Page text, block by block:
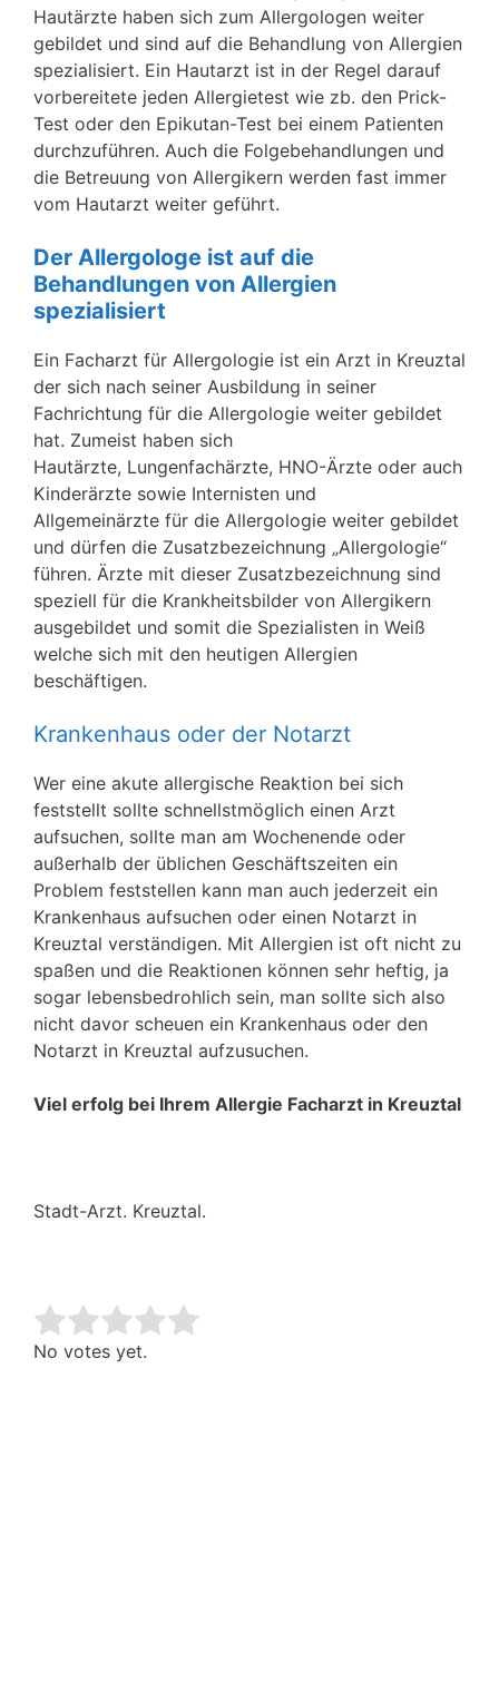
Hautärzte haben sich zum Allergologen weiter
gebildet und sind auf die Behandlung von Allergien
spezialisiert. Ein Hautarzt ist in der Regel darauf
vorbereitete jeden Allergietest wie zb. den Prick-
Test oder den Epikutan-Test bei einem Patienten
durchzuführen. Auch die Folgebehandlungen und
die Betreuung von Allergikern werden fast immer
vom Hautarzt weiter geführt.
Der Allergologe ist auf die
Behandlungen von Allergien
spezialisiert
Ein Facharzt für Allergologie ist ein Arzt in Kreuztal
der sich nach seiner Ausbildung in seiner
Fachrichtung für die Allergologie weiter gebildet
hat. Zumeist haben sich
Hautärzte, Lungenfachärzte, HNO-Ärzte oder auch
Kinderärzte sowie Internisten und
Allgemeinärzte für die Allergologie weiter gebildet
und dürfen die Zusatzbezeichnung „Allergologie“
führen. Ärzte mit dieser Zusatzbezeichnung sind
speziell für die Krankheitsbilder von Allergikern
ausgebildet und somit die Spezialisten in Weiß
welche sich mit den heutigen Allergien
beschäftigen.
Krankenhaus oder der Notarzt
Wer eine akute allergische Reaktion bei sich
feststellt sollte schnellstmöglich einen Arzt
aufsuchen, sollte man am Wochenende oder
außerhalb der üblichen Geschäftszeiten ein
Problem feststellen kann man auch jederzeit ein
Krankenhaus aufsuchen oder einen Notarzt in
Kreuztal verständigen. Mit Allergien ist oft nicht zu
spaßen und die Reaktionen können sehr heftig, ja
sogar lebensbedrohlich sein, man sollte sich also
nicht davor scheuen ein Krankenhaus oder den
Notarzt in Kreuztal aufzusuchen.
Viel erfolg bei Ihrem Allergie Facharzt in Kreuztal
Stadt-Arzt. Kreuztal.
Rate this item:
No votes yet.